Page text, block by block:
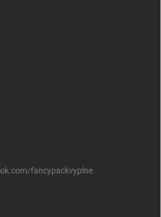
fancypackvyplne